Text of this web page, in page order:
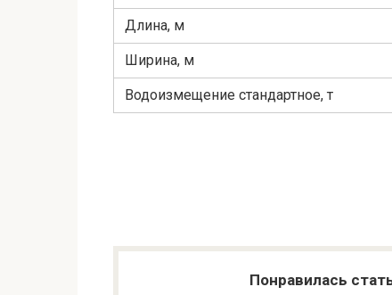
Длина, м
Ширина, м
Водоизмещение стандартное, т
Понравилась